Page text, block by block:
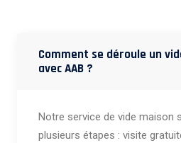
Comment se déroule un
avec AAB ?
Notre service de vide maison
plusieurs étapes : visite